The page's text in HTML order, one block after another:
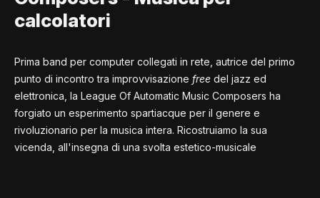
calcolatori
Prima band per computer collegati in rete, autrice del primo
punto di incontro tra improvvisazione free del jazz ed
elettronica, la League Of Automatic Music Composers ha
forgiato un esperimento spartiacque per il genere e
rivoluzionario per la musica intera. Ricostruiamo la sua
vicenda, all'insegna di una svolta estetico-musicale